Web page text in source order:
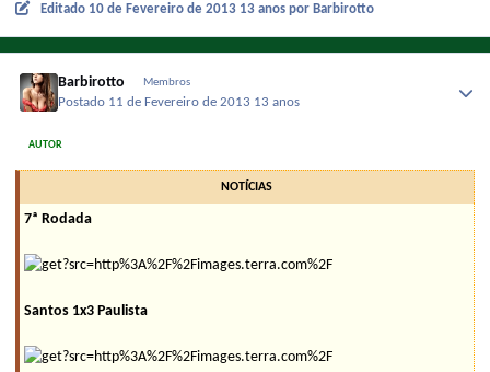
Editado 10 de Fevereiro de 2013 13 anos por Barbirotto
Barbirotto Membros
Postado 11 de Fevereiro de 2013 13 anos
AUTOR
NOTÍCIAS
7ª Rodada
Santos 1x3 Paulista